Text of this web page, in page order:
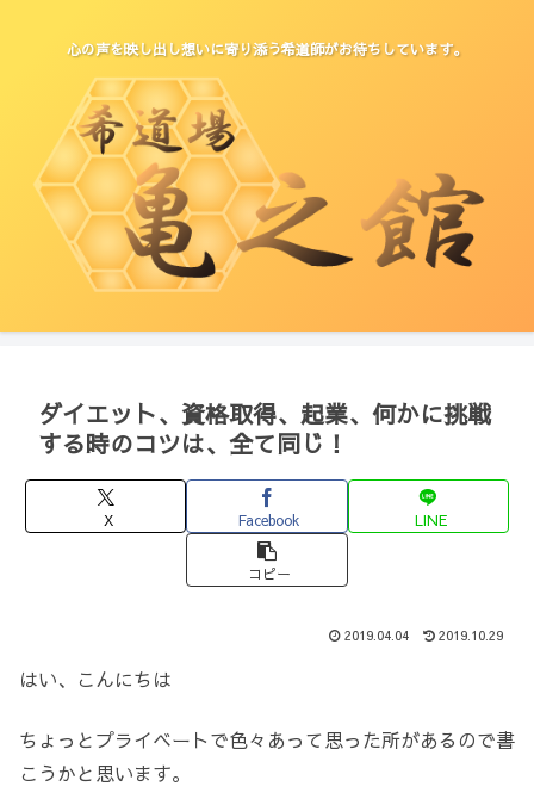
心の声を映し出し想いに寄り添う希道師がお待ちしています。
ダイエット、資格取得、起業、何かに挑戦
する時のコツは、全て同じ！
X Facebook LINE
コピー
2019.04.04 2019.10.29
はい、こんにちは
ちょっとプライベートで色々あって思った所があるので書
こうかと思います。